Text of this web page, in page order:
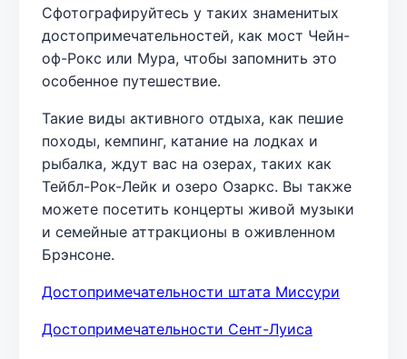
Сфотографируйтесь у таких знаменитых
достопримечательностей, как мост Чейн-
оф-Рокс или Мура, чтобы запомнить это
особенное путешествие.
Такие виды активного отдыха, как пешие
походы, кемпинг, катание на лодках и
рыбалка, ждут вас на озерах, таких как
Тейбл-Рок-Лейк и озеро Озаркс. Вы также
можете посетить концерты живой музыки
и семейные аттракционы в оживленном
Брэнсоне.
Достопримечательности штата Миссури
Достопримечательности Сент-Луиса